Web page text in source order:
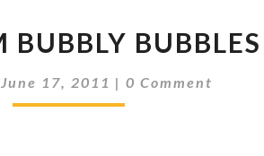
BUBBLY
BUBBLY BUBBLES
June 17, 2011 | Comments
0 Comment